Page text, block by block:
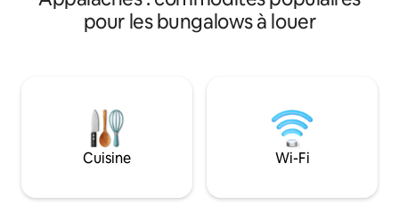
ou 1 chien de taille moyenne ( 20 à 40
livres ; 15 à 20 pouces de haut) bien
une rivière
rivière à pied
avril), le ski, le
montagne ou
vous avez
du pont George
haine n'a pas de
pour les bungalows à louer
Cuisine Wi-Fi